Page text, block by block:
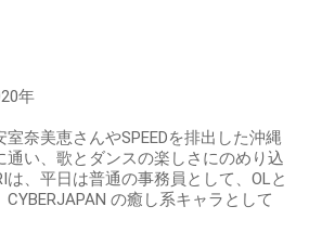
年
奈美恵さんやSPEEDを排出した沖縄
通い、歌とダンスの楽しさにのめり込
は、平日は普通の事務員として、OLと
の癒し系キャラとして